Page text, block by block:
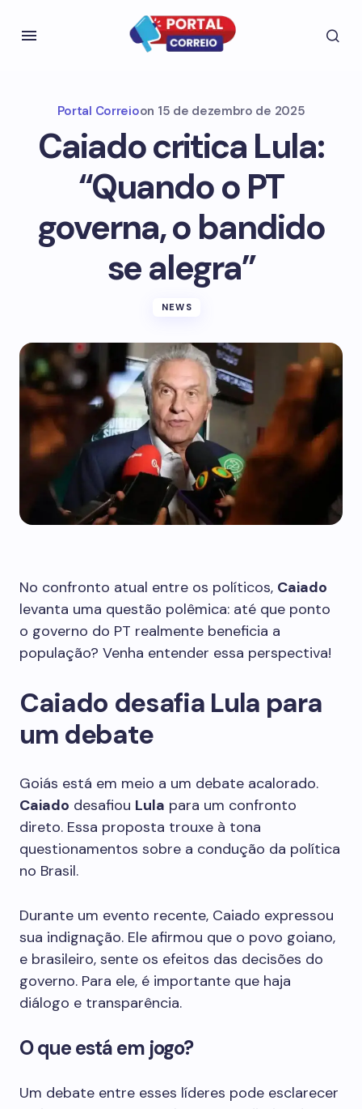
Portal Correioon 15 de dezembro de 2025
Caiado critica Lula:
“Quando o PT
governa, o bandido
se alegra”
NEWS
No confronto atual entre os políticos, Caiado
levanta uma questão polêmica: até que ponto
o governo do PT realmente beneficia a
população? Venha entender essa perspectiva!
Caiado desafia Lula para
um debate
Goiás está em meio a um debate acalorado.
Caiado desafiou Lula para um confronto
direto. Essa proposta trouxe à tona
questionamentos sobre a condução da política
no Brasil.
Durante um evento recente, Caiado expressou
sua indignação. Ele afirmou que o povo goiano,
e brasileiro, sente os efeitos das decisões do
governo. Para ele, é importante que haja
diálogo e transparência.
O que está em jogo?
Um debate entre esses líderes pode esclarecer